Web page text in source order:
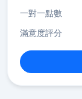
一對一點數
滿意度評分